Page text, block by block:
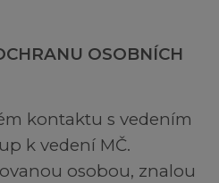
OSOBNÍCH
kontaktu s vedením
k vedení MČ.
osobou, znalou